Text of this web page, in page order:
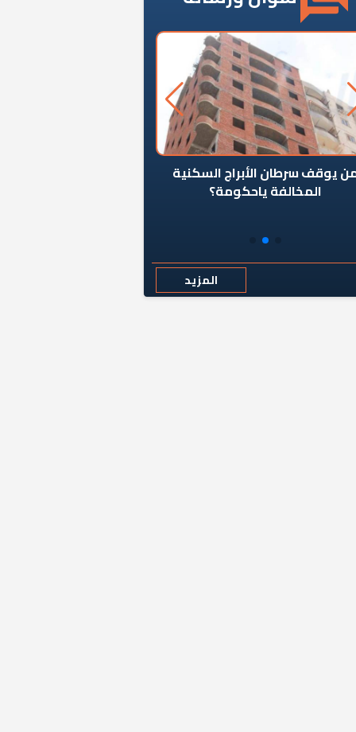
يوقف سرطان الأبراج السكنية
المخالفة ياحكومة؟
المزيد